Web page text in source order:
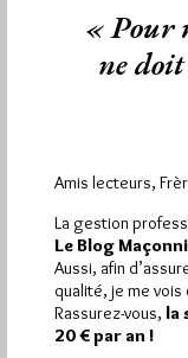
Samedi 2 octobre à
humaines", le
Hier samedi 8
et2 926 pages
« Pour
ne doit
Amis lecteurs,
La gestion
Le Blog
Aussi, afin
qualité, je me
Rassurez-vous, la
20 € par an !